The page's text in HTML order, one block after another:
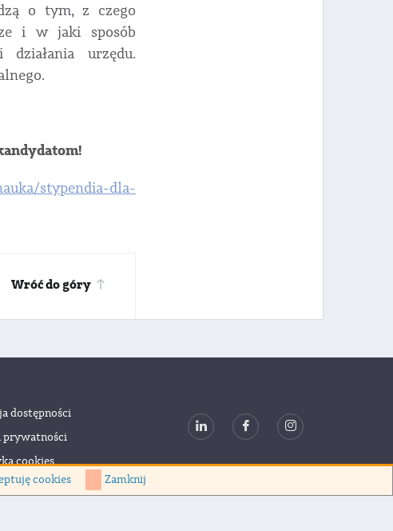
o tym, z czego
i w jaki sposób
urzędu.
stypendia-dla-
Wróć do góry
dostępności
cookies
cookies Zamknij